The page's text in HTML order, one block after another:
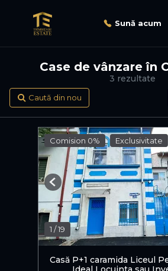
Sună acum
3 rezultate
Case de vânzare în
Caută din nou
Comision 0% Exclusivitate
1 /19
Previous
Casă P+1 caramida Liceul